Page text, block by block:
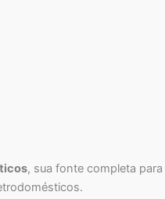
, sua fonte completa para